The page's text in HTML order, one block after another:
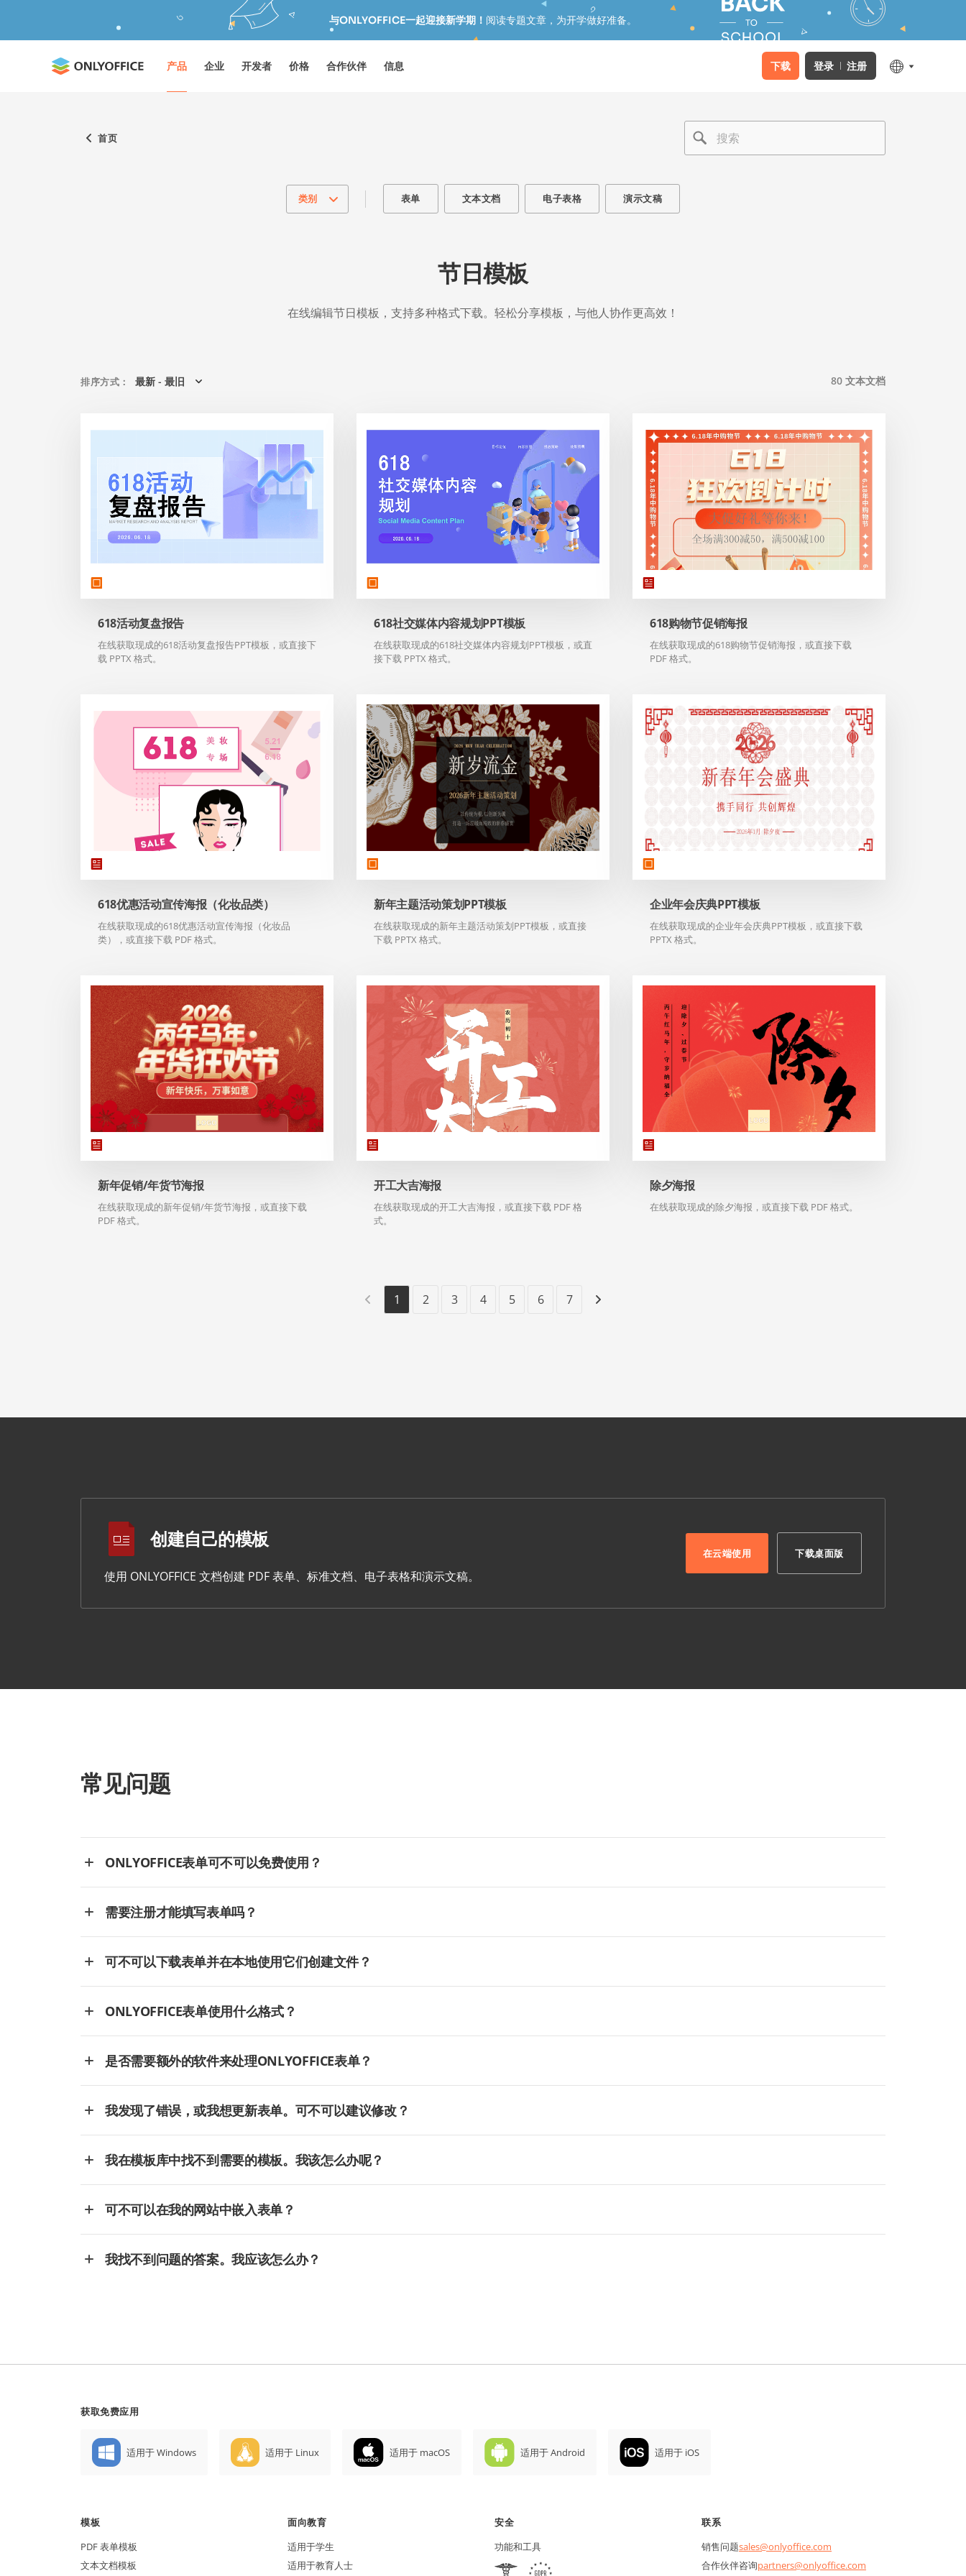
与ONLYOFFICE一起迎接新学期！ 阅读专题文章，为开学做好准备。
产品 企业 开发者 价格 合作伙伴 信息 下载 登录 注册
首页
类别 表单 文本文档 电子表格 演示文稿
节日模板
在线编辑节日模板，支持多种格式下载。轻松分享模板，与他人协作更高效！
排序方式 ： 最新 - 最旧 80 文本文档
618活动复盘报告
在线获取现成的618活动复盘报告PPT模板，或直接下
载 PPTX 格式。
618社交媒体内容规划PPT模板
在线获取现成的618社交媒体内容规划PPT模板，或直
接下载 PPTX 格式。
618购物节促销海报
在线获取现成的618购物节促销海报，或直接下载
PDF 格式。
618优惠活动宣传海报（化妆品类）
在线获取现成的618优惠活动宣传海报（化妆品
类），或直接下载 PDF 格式。
新年主题活动策划PPT模板
在线获取现成的新年主题活动策划PPT模板，或直接
下载 PPTX 格式。
企业年会庆典PPT模板
在线获取现成的企业年会庆典PPT模板，或直接下载
PPTX 格式。
新年促销/年货节海报
在线获取现成的新年促销/年货节海报，或直接下载
PDF 格式。
开工大吉海报
在线获取现成的开工大吉海报，或直接下载 PDF 格
式。
除夕海报
在线获取现成的除夕海报，或直接下载 PDF 格式。
1 2 3 4 5 6 7
创建自己的模板
使用 ONLYOFFICE 文档创建 PDF 表单、标准文档、电子表格和演示文稿。
在云端使用 下载桌面版
常见问题
ONLYOFFICE表单可不可以免费使用？
需要注册才能填写表单吗？
可不可以下载表单并在本地使用它们创建文件？
ONLYOFFICE表单使用什么格式？
是否需要额外的软件来处理ONLYOFFICE表单？
我发现了错误，或我想更新表单。可不可以建议修改？
我在模板库中找不到需要的模板。我该怎么办呢？
可不可以在我的网站中嵌入表单？
我找不到问题的答案。我应该怎么办？
获取免费应用
适用于 Windows 适用于 Linux 适用于 macOS 适用于 Android 适用于 iOS
模板
PDF 表单模板
文本文档模板
面向教育
适用于学生
适用于教育人士
安全
功能和工具
联系
销售问题sales@onlyoffice.com
合作伙伴咨询partners@onlyoffice.com